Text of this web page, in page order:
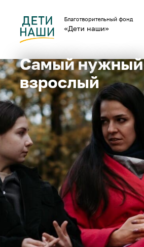
Благотворительный фонд
«Дети наши»
Самый нужный
взрослый